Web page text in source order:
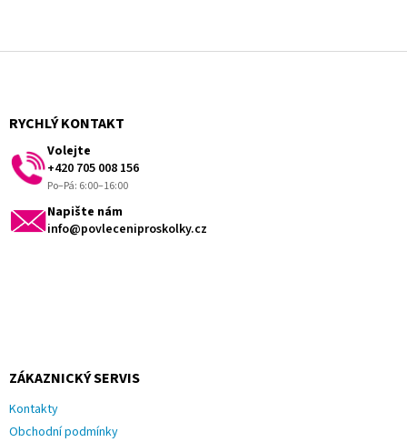
Z
RYCHLÝ KONTAKT
Volejte
+420 705 008 156
Po–Pá: 6:00–16:00
Napište nám
info@povleceniproskolky.cz
ZÁKAZNICKÝ SERVIS
Kontakty
Obchodní podmínky